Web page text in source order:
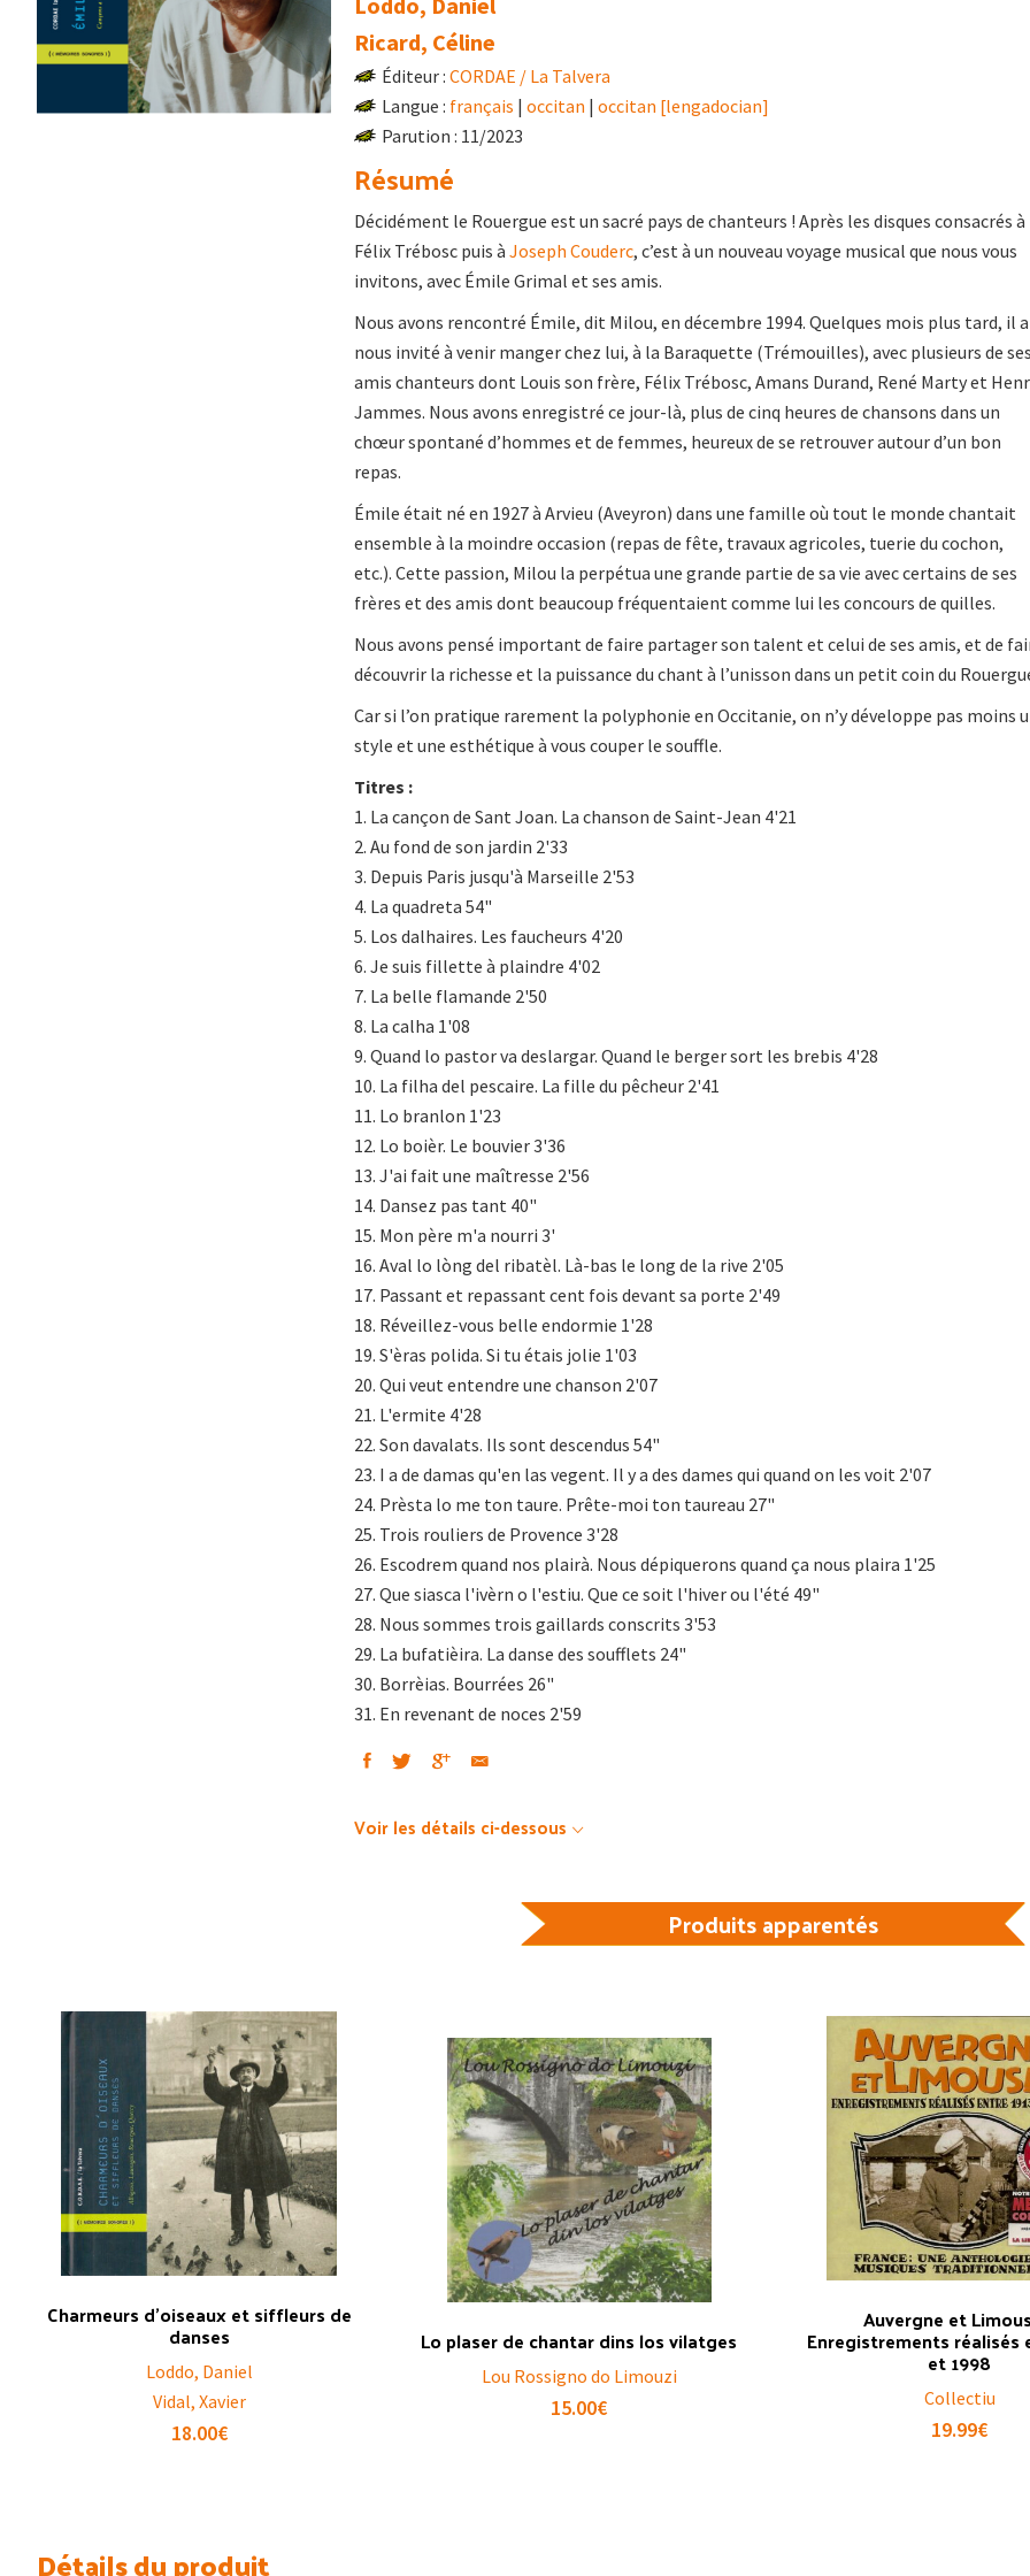
Ricard, Céline
Éditeur : CORDAE / La Talvera
Langue : français | occitan | occitan [lengadocian]
Parution : 11/2023
Résumé
Décidément le Rouergue est un sacré pays de chanteurs ! Après les disques consacrés à
Félix Trébosc puis à Joseph Couderc, c’est à un nouveau voyage musical que nous vous
invitons, avec Émile Grimal et ses amis.
Nous avons rencontré Émile, dit Milou, en décembre 1994. Quelques mois plus tard, il a
nous invité à venir manger chez lui, à la Baraquette (Trémouilles), avec plusieurs de ses
amis chanteurs dont Louis son frère, Félix Trébosc, Amans Durand, René Marty et
Jammes. Nous avons enregistré ce jour-là, plus de cinq heures de chansons dans un
chœur spontané d’hommes et de femmes, heureux de se retrouver autour d’un bon
repas.
Émile était né en 1927 à Arvieu (Aveyron) dans une famille où tout le monde chantait
ensemble à la moindre occasion (repas de fête, travaux agricoles, tuerie du cochon,
etc.). Cette passion, Milou la perpétua une grande partie de sa vie avec certains de ses
frères et des amis dont beaucoup fréquentaient comme lui les concours de quilles.
Nous avons pensé important de faire partager son talent et celui de ses amis, et de
découvrir la richesse et la puissance du chant à l’unisson dans un petit coin du
Car si l’on pratique rarement la polyphonie en Occitanie, on n’y développe pas moins
style et une esthétique à vous couper le souffle.
Titres :
1. La cançon de Sant Joan. La chanson de Saint-Jean 4'21
2. Au fond de son jardin 2'33
3. Depuis Paris jusqu'à Marseille 2'53
4. La quadreta 54"
5. Los dalhaires. Les faucheurs 4'20
6. Je suis fillette à plaindre 4'02
7. La belle flamande 2'50
8. La calha 1'08
9. Quand lo pastor va deslargar. Quand le berger sort les brebis 4'28
10. La filha del pescaire. La fille du pêcheur 2'41
11. Lo branlon 1'23
12. Lo boièr. Le bouvier 3'36
13. J'ai fait une maîtresse 2'56
14. Dansez pas tant 40"
15. Mon père m'a nourri 3'
16. Aval lo lòng del ribatèl. Là-bas le long de la rive 2'05
17. Passant et repassant cent fois devant sa porte 2'49
18. Réveillez-vous belle endormie 1'28
19. S'èras polida. Si tu étais jolie 1'03
20. Qui veut entendre une chanson 2'07
21. L'ermite 4'28
22. Son davalats. Ils sont descendus 54"
23. I a de damas qu'en las vegent. Il y a des dames qui quand on les voit 2'07
24. Prèsta lo me ton taure. Prête-moi ton taureau 27"
25. Trois rouliers de Provence 3'28
26. Escodrem quand nos plairà. Nous dépiquerons quand ça nous plaira 1'25
27. Que siasca l'ivèrn o l'estiu. Que ce soit l'hiver ou l'été 49"
28. Nous sommes trois gaillards conscrits 3'53
29. La bufatièira. La danse des soufflets 24"
30. Borrèias. Bourrées 26"
31. En revenant de noces 2'59
Voir les détails ci-dessous
Produits apparentés
Charmeurs d’oiseaux et siffleurs de
danses
Loddo, Daniel
Vidal, Xavier
18.00€
Lo plaser de chantar dins los vilatges
Lou Rossigno do Limouzi
15.00€
Auvergne et
Enregistrements réalisés
et 1998
Collectiu
19.99€
Détails du produit